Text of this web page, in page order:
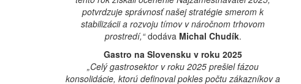
potvrdzuje správnosť našej stratégie smerom k
stabilizácii a rozvoju tímov v náročnom trhovom
prostredí,“dodáva Michal Chudík.
Gastro na Slovensku v roku 2025
„Celý gastrosektor v roku 2025 prešiel fázou
konsolidácie, ktorú definoval pokles počtu zákazníkov a